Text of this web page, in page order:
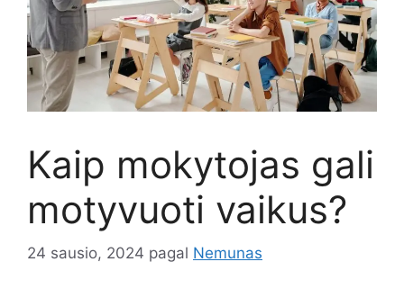
Kaip mokytojas gali
motyvuoti vaikus?
24 sausio, 2024 pagal Nemunas